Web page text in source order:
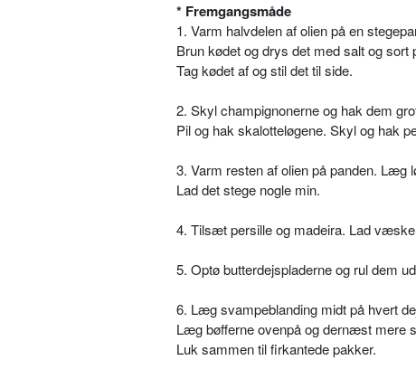
* Fremgangsmåde
1. Varm halvdelen af olien på en
Brun kødet og drys det med salt og sort
Tag kødet af og stil det til side.
2. Skyl champignonerne og hak dem
Pil og hak skalotteløgene. Skyl og hak
3. Varm resten af olien på panden. Læg
Lad det stege nogle min.
4. Tilsæt persille og madeira. Lad
5. Optø butterdejspladerne og rul dem
6. Læg svampeblanding midt på hvert
Læg bøfferne ovenpå og dernæst mere
Luk sammen til firkantede pakker.